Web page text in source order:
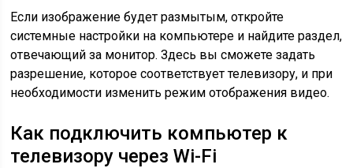
Если изображение будет размытым, откройте
системные настройки на компьютере и найдите раздел,
отвечающий за монитор. Здесь вы сможете задать
разрешение, которое соответствует телевизору, и при
необходимости изменить режим отображения видео.
Как подключить компьютер к
телевизору через Wi-Fi